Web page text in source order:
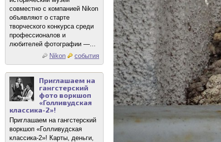
совместно с компанией Nikon
объявляют о старте
творческого конкурса среди
профессионалов и
любителей фотографии —...
Nikon
события
Приглашаем на
гангстерский
фото воркшоп
«Голливудская
классика-2»!
Приглашаем на гангстерский
воркшоп «Голливудская
классика-2»! Карты, деньги,